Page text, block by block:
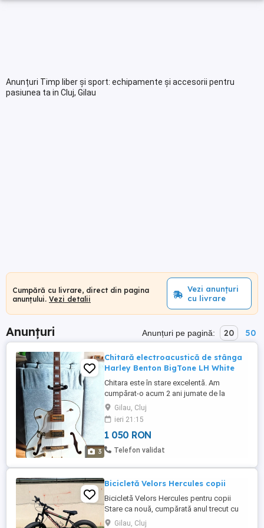
Anunțuri Timp liber și sport: echipamente și accesorii pentru
pasiunea ta in Cluj, Gilau
Cumpără cu livrare, direct din pagina
anunțului. Vezi detalii
Vezi anunțuri
cu livrare
Anunțuri Anunțuri pe pagină: 20 50
3
Chitară electroacustică de stânga
Harley Benton BigTone LH White
Chitara este în stare excelentă. Am
cumpărat-o acum 2 ani jumate de la
Thomman și am folosit-o doar în casă.
Prețul este ușor negociabil.
Gilau, Cluj
ieri 21:15
1 050 RON
Telefon validat
Bicicletă Velors Hercules copii
Bicicletă Velors Hercules pentru copii
Stare ca nouă, cumpărată anul trecut cu
1250 lei Frâne disc față spate 7 viteze ,
Gilau, Cluj